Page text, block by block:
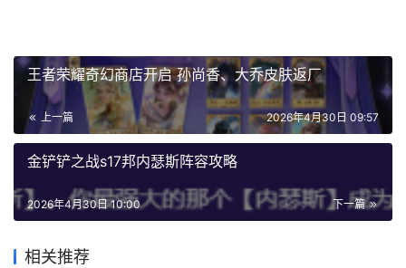
王者荣耀奇幻商店开启 孙尚香、大乔皮肤返厂
上一篇 2026年4月30日 09:57
金铲铲之战s17邦内瑟斯阵容攻略
下一篇
2026年4月30日 10:00
相关推荐